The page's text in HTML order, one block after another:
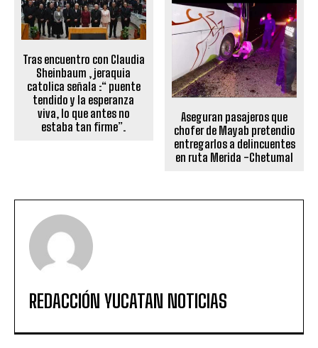
Tras encuentro con Claudia
Sheinbaum , jeraquia
catolica señala :“ puente
tendido y la esperanza
viva, lo que antes no
estaba tan firme”.
Aseguran pasajeros que
chofer de Mayab pretendio
entregarlos a delincuentes
en ruta Merida -Chetumal
REDACCIÓN YUCATAN NOTICIAS